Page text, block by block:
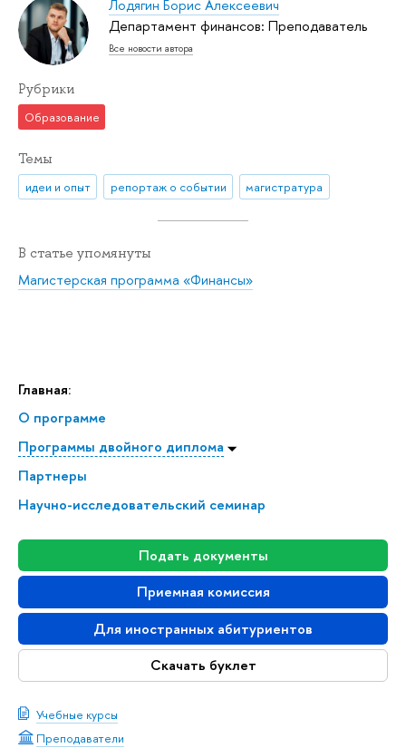
Главная:
О программе
Программы двойного диплома
Партнеры
Научно-исследовательский семинар
Подать документы
Приемная комиссия
Для иностранных абитуриентов
Скачать буклет
Учебные курсы
Преподаватели
Лодягин Борис Алексеевич
Департамент финансов: Преподаватель
Все новости автора
Рубрики
Образование
Темы
идеи и опыт репортаж о событии магистратура
В статье упомянуты
Магистерская программа «Финансы»